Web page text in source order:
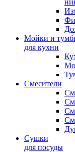
Мойки и
для кухни
Смесители
Сушки
для посуды